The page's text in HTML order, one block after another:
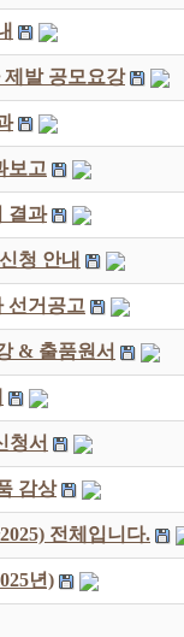
제발 공모요강
보고
결과
청 안내
선거공고
& 출품원서
청서
감상
전체입니다.
년)